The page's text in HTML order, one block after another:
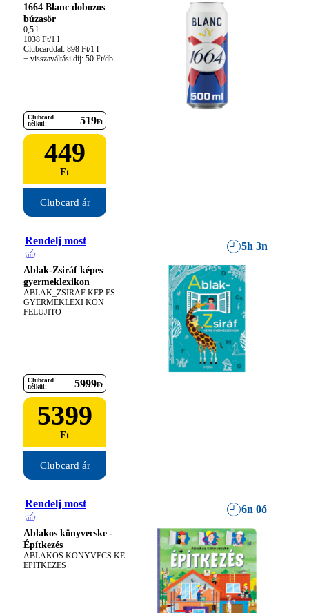
1664 Blanc dobozos
búzasör
0,5 l
1038 Ft/1 l
Clubcarddal: 898 Ft/1 l
+ visszaváltási díj: 50 Ft/db
Clubcard
nélkül:
519Ft
449
Ft
Clubcard ár
Rendelj most 5h 3n
Ablak-Zsiráf képes
gyermeklexikon
ABLAK_ZSIRAF KEP ES
GYERMEKLEXI KON _
FELUJITO
Clubcard
nélkül:
5999Ft
5399
Ft
Clubcard ár
Rendelj most 6n 0ó
Ablakos könyvecske -
Építkezés
ABLAKOS KONYVECS KE.
EPITKEZES